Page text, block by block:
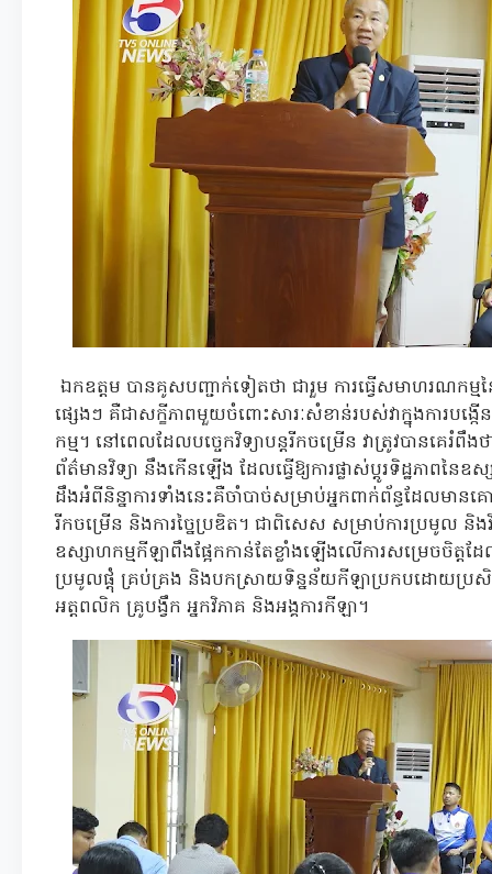
ឯកឧត្តម បានគូសបញ្ជាក់ទៀតថា ជារួម ការធ្វើសមាហរណកម្ម
ផ្សេងៗ គឺជាសក្ខីភាពមួយចំពោះសារៈសំខាន់របស់វាក្នុងការបង្ក
កម្ម។ នៅពេលដែលបច្ចេកវិទ្យាបន្តរីកចម្រើន វាត្រូវបានគេរំពឹ
ព័ត៌មានវិទ្យា នឹងកើនឡើង ដែលធ្វើឱ្យការផ្លាស់ប្តូរទិដ្ឋភាព
ដឹងអំពីនិន្នាការទាំងនេះគឺចាំបាច់សម្រាប់អ្នកពាក់ព័ន្ធដែលមាន
រីកចម្រើន និងការច្នៃប្រឌិត។ ជាពិសេស សម្រាប់ការប្រមូល
ឧស្សាហកម្មកីឡាពឹងផ្អែកកាន់តែខ្លាំងឡើងលើការសម្រេចចិ
ប្រមូលផ្តុំ គ្រប់គ្រង និងបកស្រាយទិន្នន័យកីឡាប្រកបដោយប្រសិទ្ធ
អត្តពលិក គ្រូបង្វឹក អ្នកវិភាគ និងអង្គការកីឡា។